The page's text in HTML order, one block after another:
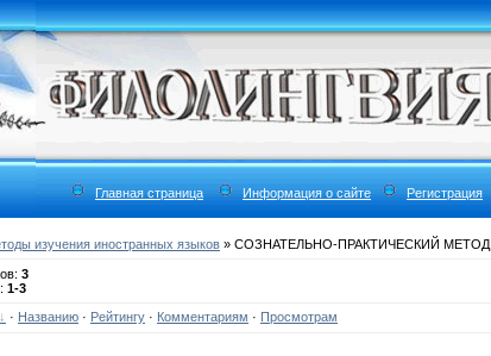
Главная страница Информация о сайте Регистрация
изучения иностранных языков » СОЗНАТЕЛЬНО-ПРАКТИЧЕСКИЙ МЕТОД
3
1-3
· Названию · Рейтингу · Комментариям · Просмотрам